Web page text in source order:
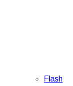
Flash